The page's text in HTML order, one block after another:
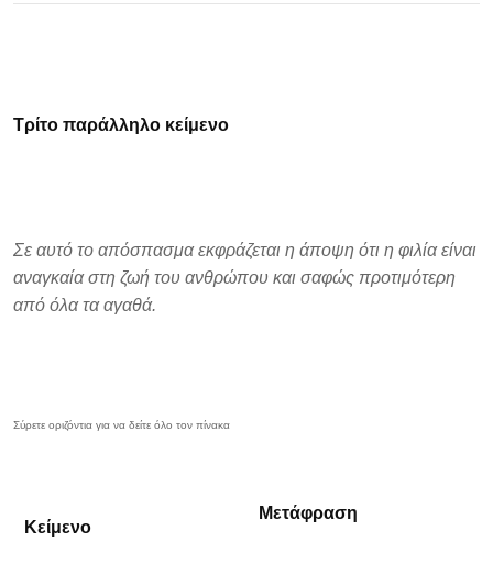
Τρίτο παράλληλο κείμενο
Σε αυτό το απόσπασμα εκφράζεται η άποψη ότι η φιλία είναι
αναγκαία στη ζωή του ανθρώπου και σαφώς προτιμότερη
από όλα τα αγαθά.
Κείμενο
Μετάφραση